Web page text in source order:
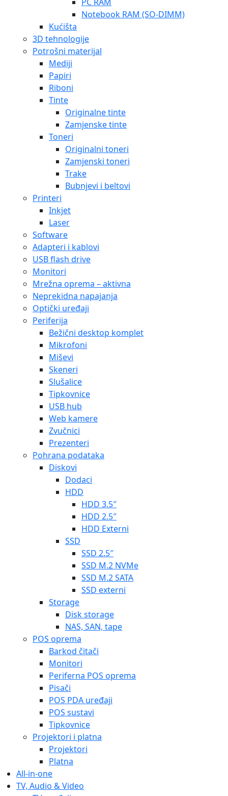
Notebook RAM (SO-DIMM)
Kućišta
3D tehnologije
Potrošni materijal
Mediji
Papiri
Riboni
Tinte
Originalne tinte
Zamjenske tinte
Toneri
Originalni toneri
Zamjenski toneri
Trake
Bubnjevi i beltovi
Printeri
Inkjet
Laser
Software
Adapteri i kablovi
USB flash drive
Monitori
Mrežna oprema – aktivna
Neprekidna napajanja
Optički uređaji
Periferija
Bežični desktop komplet
Mikrofoni
Miševi
Skeneri
Slušalice
Tipkovnice
USB hub
Web kamere
Zvučnici
Prezenteri
Pohrana podataka
Diskovi
Dodaci
HDD
HDD 3.5″
HDD 2.5″
HDD Externi
SSD
SSD 2.5″
SSD M.2 NVMe
SSD M.2 SATA
SSD externi
Storage
Disk storage
NAS, SAN, tape
POS oprema
Barkod čitači
Monitori
Periferna POS oprema
Pisači
POS PDA uređaji
POS sustavi
Tipkovnice
Projektori i platna
Projektori
Platna
All-in-one
TV, Audio & Video